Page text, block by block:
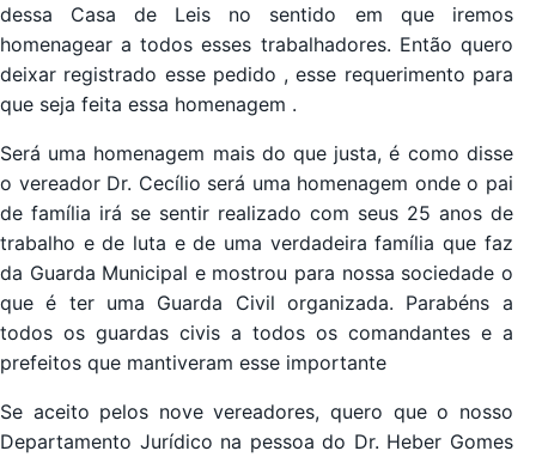
dessa Casa de Leis no sentido em que iremos
homenagear a todos esses trabalhadores. Então quero
deixar registrado esse pedido , esse requerimento para
que seja feita essa homenagem .
Será uma homenagem mais do que justa, é como disse
o vereador Dr. Cecílio será uma homenagem onde o pai
de família irá se sentir realizado com seus 25 anos de
trabalho e de luta e de uma verdadeira família que faz
da Guarda Municipal e mostrou para nossa sociedade o
que é ter uma Guarda Civil organizada. Parabéns a
todos os guardas civis a todos os comandantes e a
prefeitos que mantiveram esse importante
Se aceito pelos nove vereadores, quero que o nosso
Departamento Jurídico na pessoa do Dr. Heber Gomes